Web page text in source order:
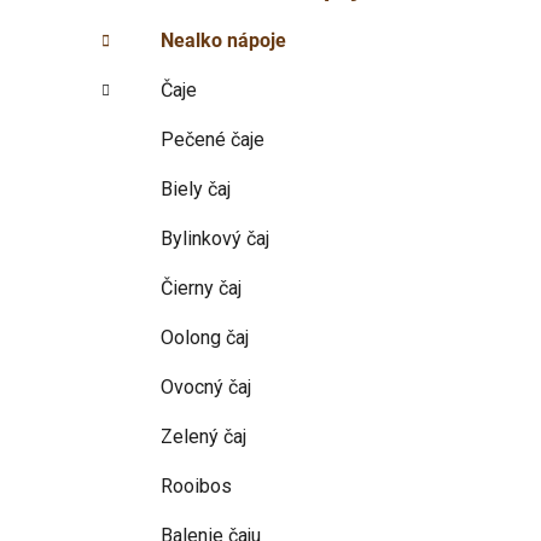
a
n
i
Nealko nápoje
Čaje
Pečené čaje
Biely čaj
Bylinkový čaj
Čierny čaj
Oolong čaj
Ovocný čaj
Zelený čaj
Rooibos
Balenie čaju